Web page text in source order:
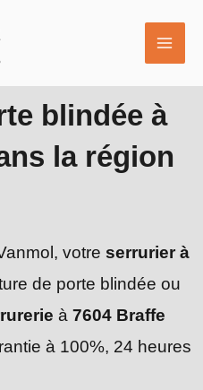
blindée à
la région
votre serrurier à
de porte blindée ou
à 7604 Braffe
à 100%, 24 heures